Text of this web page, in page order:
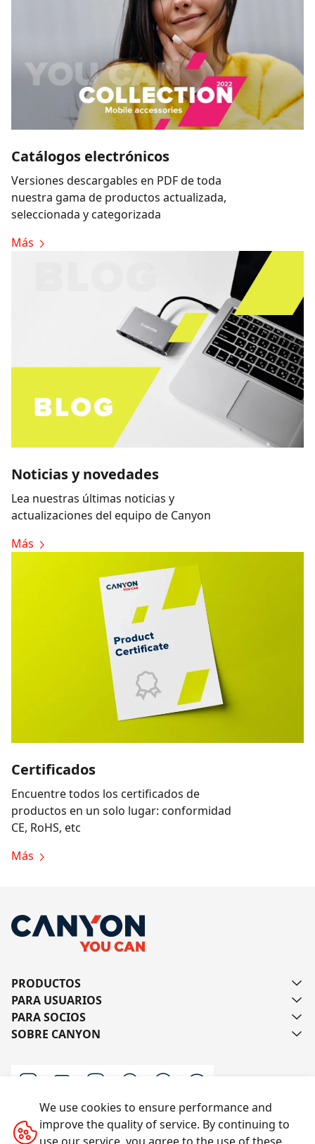
Catálogos electrónicos
Versiones descargables en PDF de toda
nuestra gama de productos actualizada,
seleccionada y categorizada
Más
Noticias y novedades
Lea nuestras últimas noticias y
actualizaciones del equipo de Canyon
Más
Certificados
Encuentre todos los certificados de
productos en un solo lugar: conformidad
CE, RoHS, etc
Más
PRODUCTOS
PARA USUARIOS
PARA SOCIOS
SOBRE CANYON
Escríbanos
We use cookies to ensure performance and
improve the quality of service. By continuing to